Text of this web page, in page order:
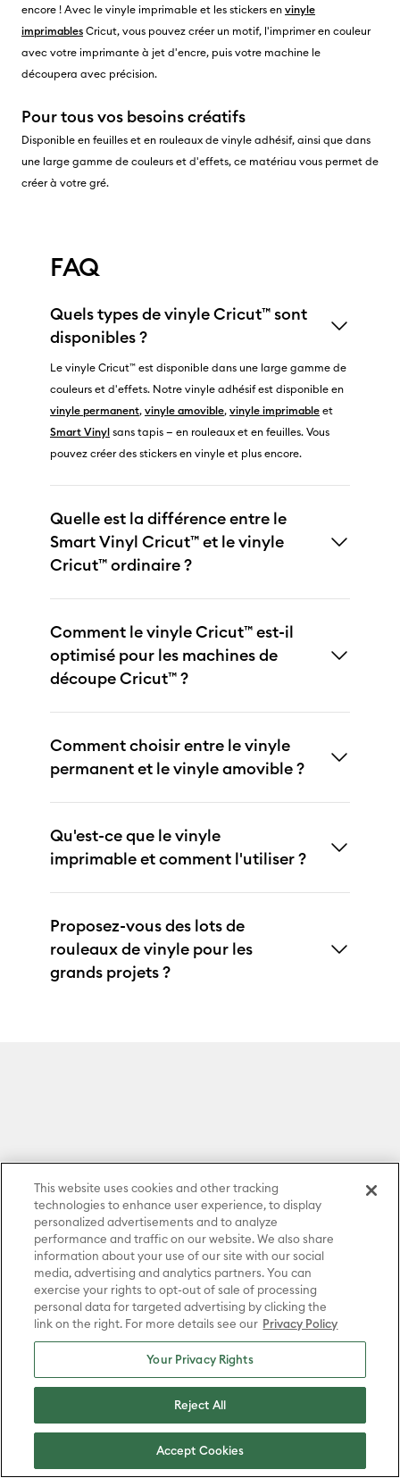
encore ! Avec le vinyle imprimable et les stickers en vinyle
imprimables Cricut, vous pouvez créer un motif, l'imprimer en couleur
avec votre imprimante à jet d'encre, puis votre machine le
découpera avec précision.
Pour tous vos besoins créatifs
Disponible en feuilles et en rouleaux de vinyle adhésif, ainsi que dans
une large gamme de couleurs et d'effets, ce matériau vous permet de
créer à votre gré.
FAQ
Quels types de vinyle Cricut™ sont
disponibles ?
Le vinyle Cricut™ est disponible dans une large gamme de
couleurs et d'effets. Notre vinyle adhésif est disponible en
vinyle permanent, vinyle amovible, vinyle imprimable et
Smart Vinyl sans tapis — en rouleaux et en feuilles. Vous
pouvez créer des stickers en vinyle et plus encore.
Quelle est la différence entre le
Smart Vinyl Cricut™ et le vinyle
Cricut™ ordinaire ?
Comment le vinyle Cricut™ est-il
optimisé pour les machines de
découpe Cricut™ ?
Comment choisir entre le vinyle
permanent et le vinyle amovible ?
Qu'est-ce que le vinyle
imprimable et comment l'utiliser ?
Proposez-vous des lots de
rouleaux de vinyle pour les
grands projets ?
À propos de Cricut
Produits
Politiques
Restez au courant : nous
vous enverrons des
offres, et bien plus.
This website uses cookies and other tracking
technologies to enhance user experience, to display
personalized advertisements and to analyze
performance and traffic on our website. We also share
information about your use of our site with our social
media, advertising and analytics partners. You can
exercise your rights to opt-out of sale of processing
personal data for targeted advertising by clicking the
link on the right. For more details see our Privacy Policy
Your Privacy Rights
Reject All
Accept Cookies